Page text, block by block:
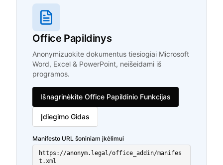
Office Papildinys
Anonymizuokite dokumentus tiesiogiai Microsoft
Word, Excel & PowerPoint, neišeidami iš
programos.
Išnagrinėkite Office Papildinio Funkcijas
Įdiegimo Gidas
Manifesto URL šoniniam įkėlimui
https://anonym.legal/office_addin/manifes
t.xml